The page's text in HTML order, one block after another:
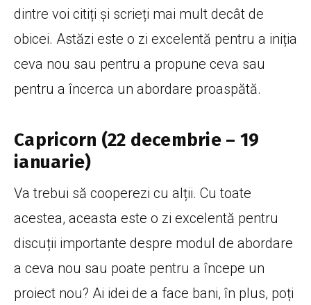
dintre voi citiți și scrieți mai mult decât de
obicei. Astăzi este o zi excelentă pentru a iniția
ceva nou sau pentru a propune ceva sau
pentru a încerca un abordare proaspătă.
Capricorn (22 decembrie – 19
ianuarie)
Va trebui să cooperezi cu alții. Cu toate
acestea, aceasta este o zi excelentă pentru
discuții importante despre modul de abordare
a ceva nou sau poate pentru a începe un
proiect nou? Ai idei de a face bani, în plus, poți